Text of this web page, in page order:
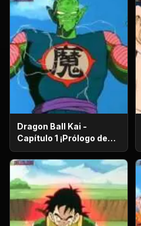
Dragon Ball Kai -
Capítulo 1 ¡Prólogo de
batalla! ¡El regreso de
Gokú!